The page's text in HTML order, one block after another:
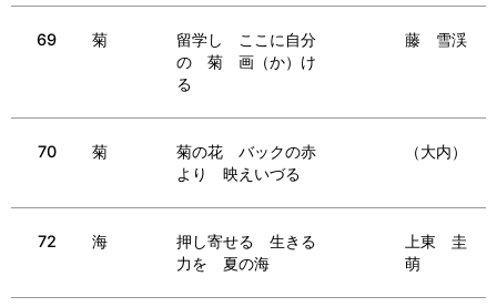
69 菊
留学し ここに自分
の 菊 画（か）け
る
藤 雪渓
70 菊
菊の花 バックの赤
より 映えいづる
（大内）
72 海
押し寄せる 生きる
力を 夏の海
上東 圭
萌